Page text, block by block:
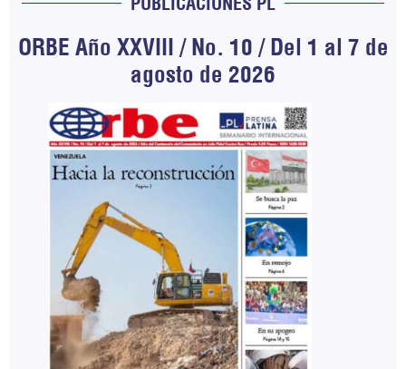
ORBE Año XXVIII / No. 10 / Del 1 al 7 de
agosto de 2026